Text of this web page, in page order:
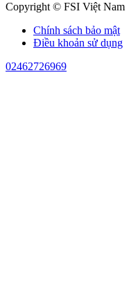
Copyright © FSI Việt Nam
Chính sách bảo mật
Điều khoản sử dụng
02462726969